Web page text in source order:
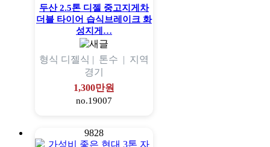
두산 2.5톤 디젤 중고지게차
더블 타이어 습식브레이크 화
성지게…
형식 디젤식 | 톤수 | 지역
경기
1,300만원
no.19007
9828